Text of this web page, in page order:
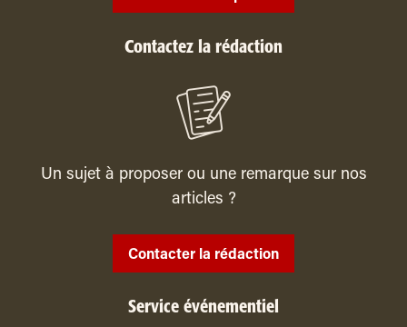
Contactez la rédaction
Un sujet à proposer ou une remarque sur nos
articles ?
Contacter la rédaction
Service événementiel